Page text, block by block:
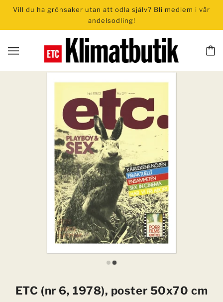
Vill du ha grönsaker utan att odla själv? Bli medlem i vår
andelsodling!
ETC (nr 6, 1978), poster 50x70 cm